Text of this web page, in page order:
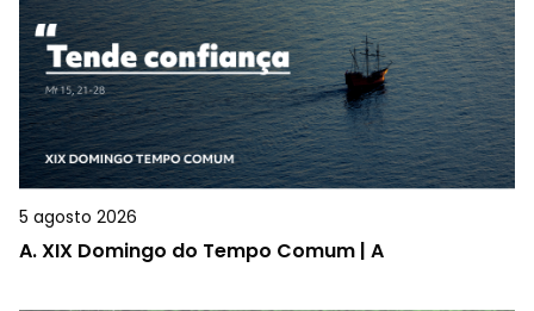
5 agosto 2026
A.XIX Domingo do Tempo Comum | A